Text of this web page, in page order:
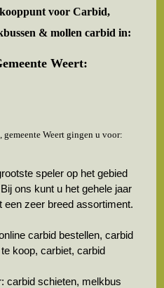
voorCarbid,
& mollen carbid in:
Weert:
Weert gingen u voor:
speler op het gebied
ons kunt u het gehele jaar
een zeer breed assortiment.
carbid bestellen, carbid
koop, carbiet, carbid
carbid schieten, melkbus